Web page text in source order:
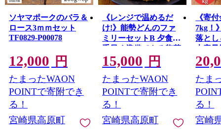
ソヤマポークのバラ＆
ロース3ｍｍセット
TF0829-P00078
12,000 円
たまったWAON
POINTで寄附でき
る！
宮崎県高原町
《レンジで温めるだ
け!》能勢どんのファ
ミリーセットB 夕食を
手早く準備できる惣菜
詰め合わせセット [炭
火焼き 串焼き 焼き鳥
焼鳥 やきとり から揚
げ 唐揚げ からあげ チ
キンステーキ 時短調
理 簡単調理 九州産若
鳥のもも焼き お惣菜
15,000 円
たまったWAON
POINTで寄附でき
る！
宮崎県高原町
《寄
7kg！
落とし
大容
わせセ
たま
る！
宮崎